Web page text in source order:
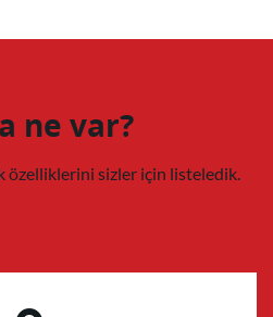
ne var?
özelliklerini sizler için listeledik.